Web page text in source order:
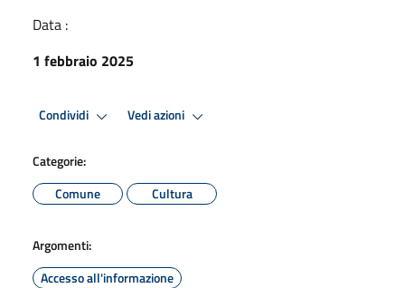
Data :
1 febbraio 2025
Condividi Vedi azioni
Categorie:
Comune
Cultura
Argomenti:
Accesso all'informazione